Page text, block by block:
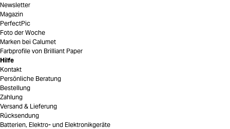
Newsletter
Magazin
PerfectPic
Foto der Woche
Marken bei Calumet
Farbprofile von Brilliant Paper
Hilfe
Kontakt
Persönliche Beratung
Bestellung
Zahlung
Versand & Lieferung
Rücksendung
Batterien, Elektro- und Elektronikgeräte